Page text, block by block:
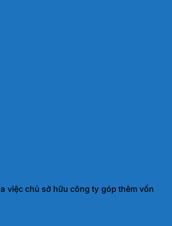
việc chủ sở hữu công ty góp thêm vốn